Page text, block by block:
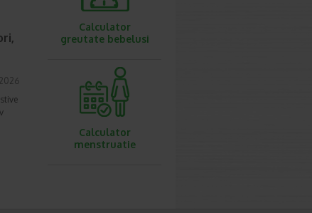
Calculator
greutate bebelusi
Calculator
menstruatie